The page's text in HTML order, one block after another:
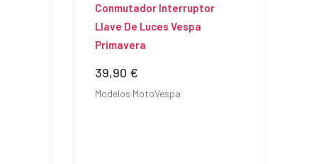
Conmutador Interruptor
Llave De Luces Vespa
Primavera
Precio
39,90 €
Modelos MotoVespa